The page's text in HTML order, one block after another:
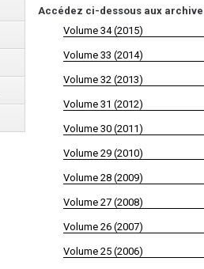
Accédez ci-dessous aux
Volume 34 (2015)
Volume 33 (2014)
Volume 32 (2013)
Volume 31 (2012)
Volume 30 (2011)
Volume 29 (2010)
Volume 28 (2009)
Volume 27 (2008)
Volume 26 (2007)
Volume 25 (2006)